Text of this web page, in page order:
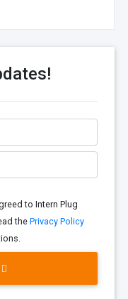
to Intern Plug
the Privacy Policy